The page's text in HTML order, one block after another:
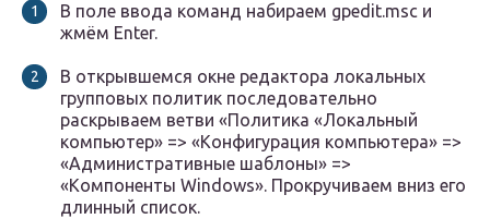
В поле ввода команд набираем gpedit.msc и
жмём Enter.
В открывшемся окне редактора локальных
групповых политик последовательно
раскрываем ветви «Политика «Локальный
компьютер» => «Конфигурация компьютера» =>
«Административные шаблоны» =>
«Компоненты Windows». Прокручиваем вниз его
длинный список.